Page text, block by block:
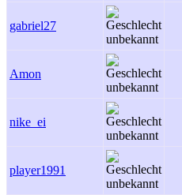
gabriel27
Amon
nike_ei
player1991